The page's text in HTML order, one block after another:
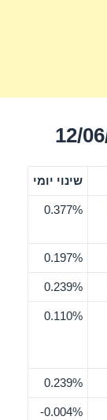
שינוי יומי
0.377%
0.197%
0.239%
0.110%
0.239%
0.004%-